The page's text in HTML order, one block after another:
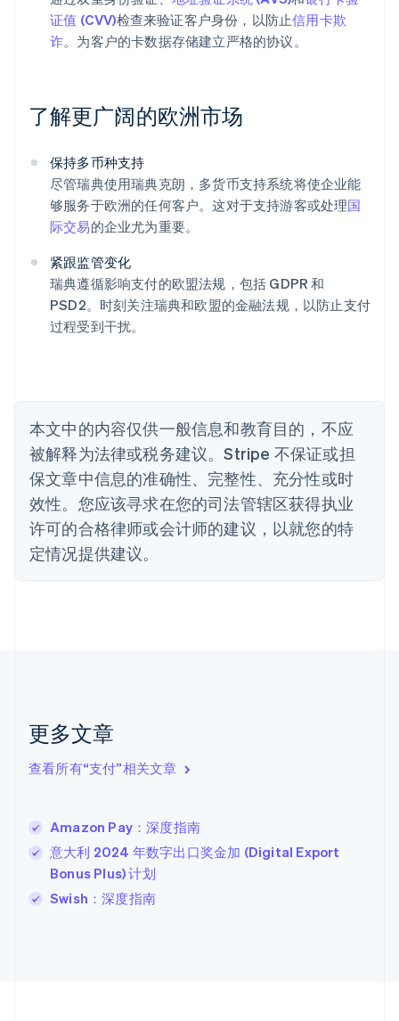
证值 (CVV)检查来验证客户身份，以防止信用卡欺
诈。为客户的卡数据存储建立严格的协议。
了解更广阔的欧洲市场
保持多币种支持
尽管瑞典使用瑞典克朗，多货币支持系统将使企业能
够服务于欧洲的任何客户。这对于支持游客或处理国
际交易的企业尤为重要。
紧跟监管变化
瑞典遵循影响支付的欧盟法规，包括 GDPR 和
PSD2。时刻关注瑞典和欧盟的金融法规，以防止支付
过程受到干扰。
本文中的内容仅供一般信息和教育目的，不应
被解释为法律或税务建议。Stripe 不保证或担
保文章中信息的准确性、完整性、充分性或时
效性。您应该寻求在您的司法管辖区获得执业
许可的合格律师或会计师的建议，以就您的特
定情况提供建议。
更多文章
查看所有“支付”相关文章
Amazon Pay：深度指南
意大利 2024 年数字出口奖金加 (Digital Export
Bonus Plus) 计划
Swish：深度指南
阿联酋
爱尔兰
English
爱沙尼亚
English
奥地利
澳大利亚
English
巴西
PortuguêsEnglish
English
丹麦
English
德国
DeutschEnglish
法国
FrançaisEnglish
芬兰
EnglishSvenska
English Italiano
拉脱维亚
立陶宛
DeutschEnglish
卢森堡
Français Deutsch English
罗马尼亚
English